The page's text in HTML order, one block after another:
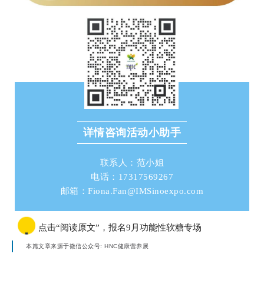
详情咨询活动小助手
联系人：范小姐
电话：17317569267
邮箱：Fiona.Fan@IMSinoexpo.com
点击“阅读原文”，报名9月功能性软糖专场
本篇文章来源于微信公众号: HNC健康营养展